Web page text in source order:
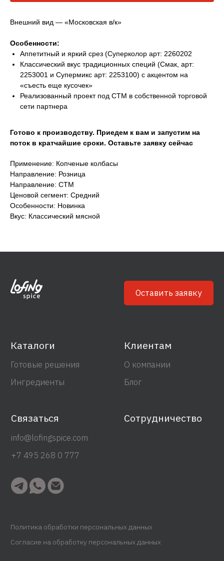
Внешний вид — «Московская в/к»
Особенности:
Аппетитный и яркий срез (Суперколор арт: 2260202
Классический вкус традиционных специй (Смак, арт:
2253001 и Супермикс арт: 2253100) с акцентом на
«съесть еще кусочек»
Реализованный проект под СТМ в собственной торговой
сети партнера
Готово к производству. Приедем к вам и запустим на
поток в кратчайшие сроки. Оставьте заявку сейчас
Применение: Копченые колбасы
Направление: Розница
Направление: СТМ
Ценовой сегмент: Средний
Особенности: Новинка
Вкус: Классический мясной
Согласие на обработку персональных данных
Политика обработки персональных данных
Готовые решения
Ингредиенты
Клиентам
О компании
Связаться
info@lofingspice.com